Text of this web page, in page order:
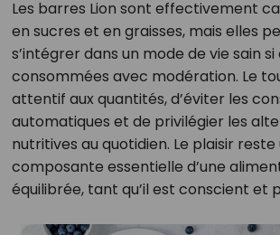
Les barres Lion sont effectivement
en sucres et en graisses, mais elles
s’intégrer dans un mode de vie sain
consommées avec modération. Le
attentif aux quantités, d’éviter les
automatiques et de privilégier les
nutritives au quotidien. Le plaisir reste
composante essentielle d’une
équilibrée, tant qu’il est conscient et